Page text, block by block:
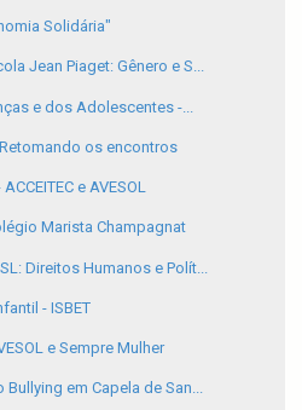
Solidária"
Jean Piaget: Gênero e S...
e dos Adolescentes -...
os encontros
e AVESOL
Marista Champagnat
Direitos Humanos e Polít...
- ISBET
e Sempre Mulher
Bullying em Capela de San...